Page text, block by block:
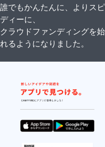
誰でもかんたんに、よりス
ディーに、
クラウドファンディングを
れるようになりました。